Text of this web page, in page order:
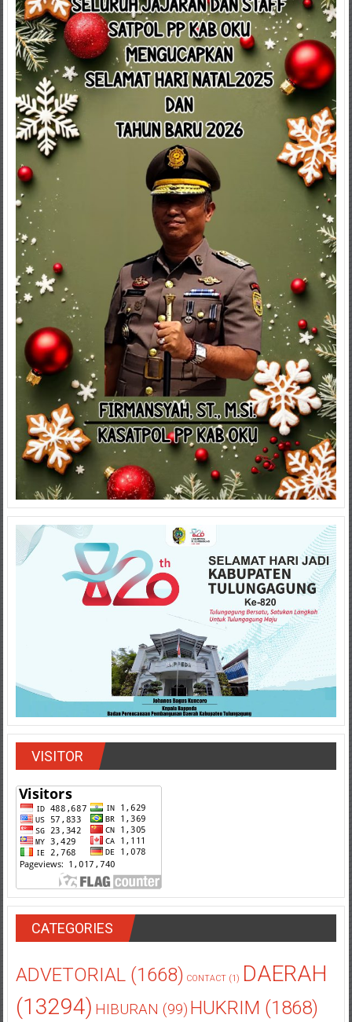
VISITOR
CATEGORIES
ADVETORIAL(1668) CONTACT(1) DAERAH
(13294) HIBURAN (99) HUKRIM (1868)